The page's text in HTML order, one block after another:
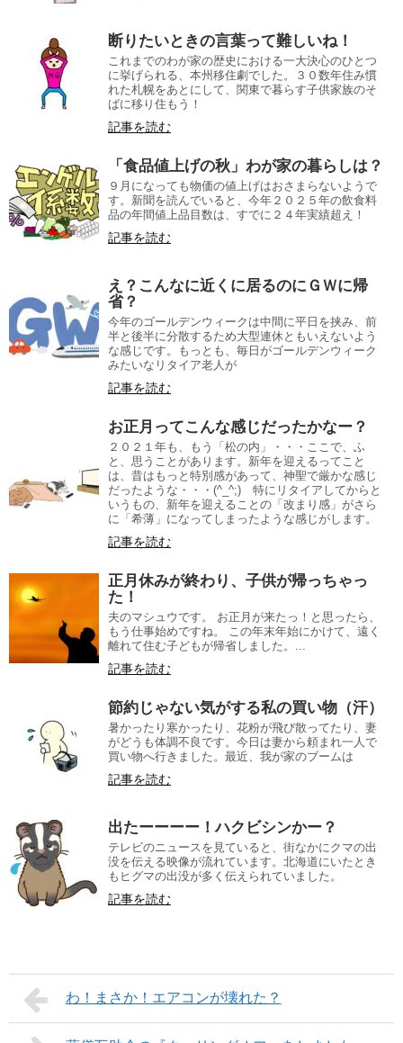
断りたいときの言葉って難しいね！
これまでのわが家の歴史における一大決心のひとつ
に挙げられる、本州移住劇でした。３０数年住み慣
れた札幌をあとにして、関東で暮らす子供家族のそ
ばに移り住もう！
記事を読む
「食品値上げの秋」わが家の暮らしは？
９月になっても物価の値上げはおさまらないようで
す。新聞を読んでいると、今年２０２５年の飲食料
品の年間値上品目数は、すでに２４年実績超え！
記事を読む
え？こんなに近くに居るのにＧＷに帰
省？
今年のゴールデンウィークは中間に平日を挟み、前
半と後半に分散するため大型連休ともいえないよう
な感じです。もっとも、毎日がゴールデンウィーク
みたいなリタイア老人が
記事を読む
お正月ってこんな感じだったかなー？
２０２１年も、もう「松の内」・・・ここで、ふ
と、思うことがあります。新年を迎えるってこと
は、昔はもっと特別感があって、神聖で厳かな感じ
だったような・・・(^_^;) 特にリタイアしてからと
いうもの、新年を迎えることの「改まり感」がさら
に「希薄」になってしまったような感じがします。
記事を読む
正月休みが終わり、子供が帰っちゃっ
た！
夫のマシュウです。 お正月が来たっ！と思ったら、
もう仕事始めですね。 この年末年始にかけて、遠く
離れて住む子どもが帰省しました。...
記事を読む
節約じゃない気がする私の買い物（汗）
暑かったり寒かったり、花粉が飛び散ってたり、妻
がどうも体調不良です。今日は妻から頼まれ一人で
買い物へ行きました。最近、我が家のブームは
記事を読む
出たーーーー！ハクビシンかー？
テレビのニュースを見ていると、街なかにクマの出
没を伝える映像が流れています。北海道にいたとき
もヒグマの出没が多く伝えられていました。
記事を読む
わ！まさか！エアコンが壊れた？